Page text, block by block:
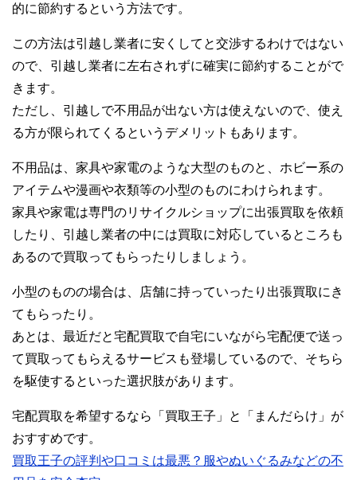
的に節約するという方法です。
この方法は引越し業者に安くしてと交渉するわけではない
ので、引越し業者に左右されずに確実に節約することがで
きます。
ただし、引越しで不用品が出ない方は使えないので、使え
る方が限られてくるというデメリットもあります。
不用品は、家具や家電のような大型のものと、ホビー系の
アイテムや漫画や衣類等の小型のものにわけられます。
家具や家電は専門のリサイクルショップに出張買取を依頼
したり、引越し業者の中には買取に対応しているところも
あるので買取ってもらったりしましょう。
小型のものの場合は、店舗に持っていったり出張買取にき
てもらったり。
あとは、最近だと宅配買取で自宅にいながら宅配便で送っ
て買取ってもらえるサービスも登場しているので、そちら
を駆使するといった選択肢があります。
宅配買取を希望するなら「買取王子」と「まんだらけ」が
おすすめです。
買取王子の評判や口コミは最悪？服やぬいぐるみなどの不